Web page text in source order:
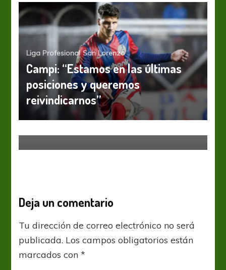
Liga Profesional San Lorenzo
Campi: “Estamos en las últimas
posiciones y queremos
reivindicarnos”
Boca Juniors Liga Profesional
“Por suerte pudimos renovar el
Deja un comentario
Tu dirección de correo electrónico no será
publicada. Los campos obligatorios están
marcados con*